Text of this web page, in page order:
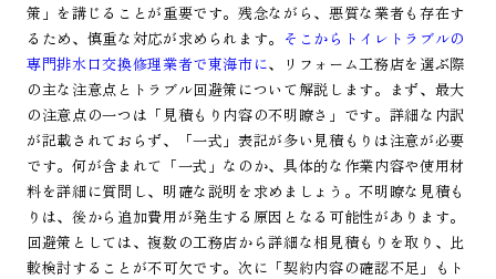
策」を講じることが重要です。残念ながら、悪質な業者も存在す
るため、慎重な対応が求められます。 そこからトイレトラブルの
専門排水口交換修理業者で東海市に、リフォーム工務店を選ぶ際
の主な注意点とトラブル回避策について解説します。まず、最大
の注意点の一つは「見積もり内容の不明瞭さ」です。詳細な内訳
が記載されておらず、「一式」表記が多い見積もりは注意が必要
です。何が含まれて「一式」なのか、具体的な作業内容や使用材
料を詳細に質問し、明確な説明を求めましょう。不明瞭な見積も
りは、後から追加費用が発生する原因となる可能性があります。
回避策としては、複数の工務店から詳細な相見積もりを取り、比
較検討することが不可欠です。次に「契約内容の確認不足」もト